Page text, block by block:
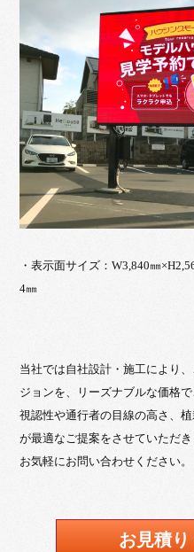
・表示面サイズ：W3,840㎜
4㎜
当社では自社設計・施工により
ジョンを、リーズナブルな価格で
視認性や通行者の目線の高さ、
が最適なご提案をさせていただき
お気軽にお問い合わせください。
お見積